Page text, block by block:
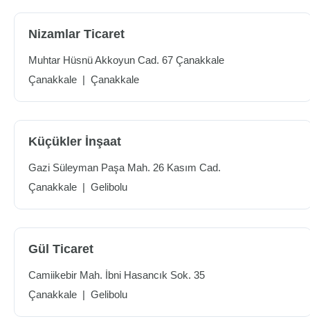
Nizamlar Ticaret
Muhtar Hüsnü Akkoyun Cad. 67 Çanakkale
Çanakkale | Çanakkale
Küçükler İnşaat
Gazi Süleyman Paşa Mah. 26 Kasım Cad.
Çanakkale | Gelibolu
Gül Ticaret
Camiikebir Mah. İbni Hasancık Sok. 35
Çanakkale | Gelibolu